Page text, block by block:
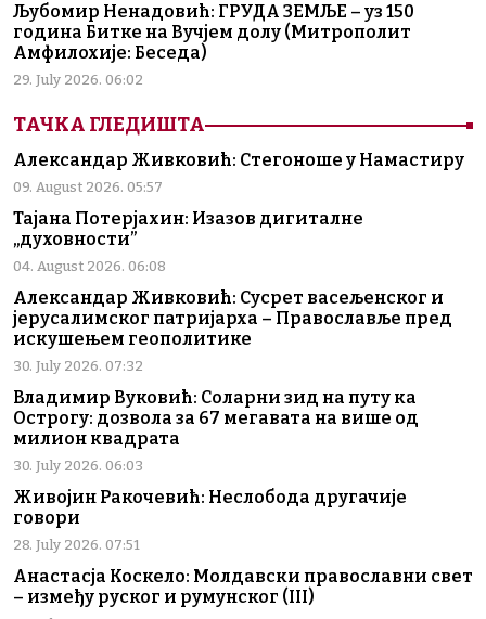
Љубомир Ненадовић: ГРУДА ЗЕМЉЕ – уз 150
година Битке на Вучјем долу (Митрополит
Амфилохије: Беседа)
29. July 2026. 06:02
ТАЧКА ГЛЕДИШТА
Александар Живковић: Стегоноше у Намастиру
09. August 2026. 05:57
Тајана Потерјахин: Изазов дигиталне
„духовности”
04. August 2026. 06:08
Александар Живковић: Сусрет васељенског и
јерусалимског патријарха – Православље пред
искушењем геополитике
30. July 2026. 07:32
Владимир Вуковић: Соларни зид на путу ка
Острогу: дозвола за 67 мегавата на више од
милион квадрата
30. July 2026. 06:03
Живојин Ракочевић: Неслобода другачије
говори
28. July 2026. 07:51
Анастасја Коскело: Молдавски православни свет
– између руског и румунског (III)